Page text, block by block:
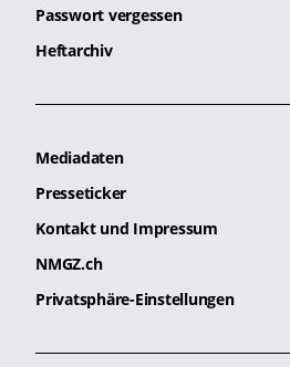
Passwort vergessen
Heftarchiv
Mediadaten
Presseticker
Kontakt und Impressum
NMGZ.ch
Privatsphäre-Einstellungen